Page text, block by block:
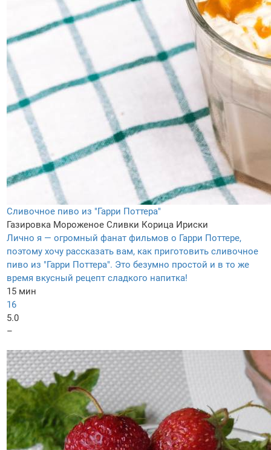
Сливочное пиво из "Гарри Поттера"
Газировка Мороженое Сливки Корица Ириски
Лично я — огромный фанат фильмов о Гарри Поттере,
поэтому хочу рассказать вам, как приготовить сливочное
пиво из "Гарри Поттера". Это безумно простой и в то же
время вкусный рецепт сладкого напитка!
15 мин
16
5.0
–